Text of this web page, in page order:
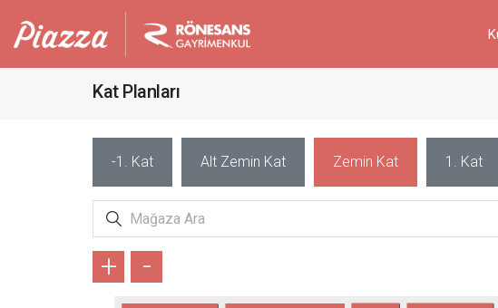
Kat Planları
-1. Kat Alt Zemin Kat Zemin Kat 1. Kat
+ -